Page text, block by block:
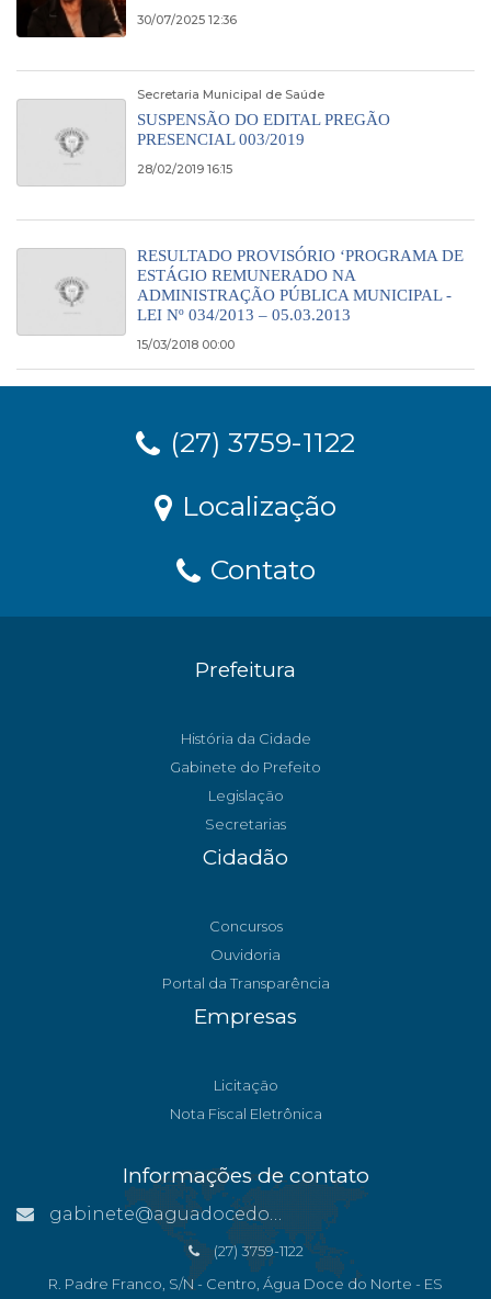
30/07/2025 12:36
Secretaria Municipal de Saúde
SUSPENSÃO DO EDITAL PREGÃO
PRESENCIAL 003/2019
28/02/2019 16:15
RESULTADO PROVISÓRIO ‘PROGRAMA DE
ESTÁGIO REMUNERADO NA
ADMINISTRAÇÃO PÚBLICA MUNICIPAL -
LEI Nº 034/2013 – 05.03.2013
15/03/2018 00:00
(27) 3759-1122
Localização
Contato
Prefeitura
História da Cidade
Gabinete do Prefeito
Legislação
Secretarias
Cidadão
Concursos
Ouvidoria
Portal da Transparência
Empresas
Licitação
Nota Fiscal Eletrônica
Informações de contato
gabinete@aguadocedonorte.es.gov.br
(27) 3759-1122
R. Padre Franco, S/N - Centro, Água Doce do Norte - ES